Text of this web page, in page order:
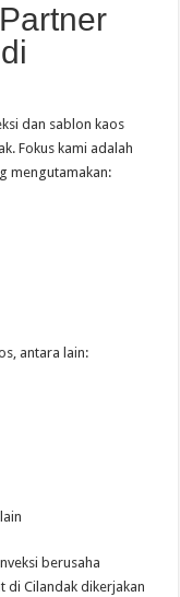
dan sablon kaos
Fokus kami adalah
mengutamakan:
antara lain:
berusaha
di Cilandak dikerjakan